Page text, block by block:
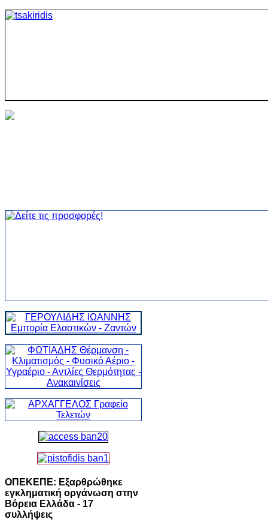
ΟΠΕΚΕΠΕ: Εξαρθρώθηκε
εγκληματική οργάνωση στην
Βόρεια Ελλάδα - 17
συλλήψεις